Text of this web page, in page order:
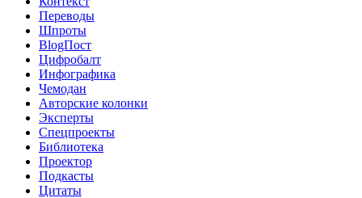
Переводы
Шпроты
BlogПост
Цифробалт
Инфографика
Чемодан
Авторские колонки
Эксперты
Спецпроекты
Библиотека
Проектор
Подкасты
Цитаты